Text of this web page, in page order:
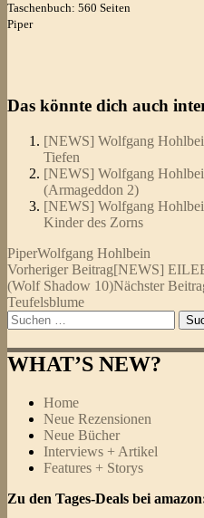
Taschenbuch: 560 Seiten
Piper
Das könnte dich auch
[NEWS] Wolfgang
Tiefen
[NEWS] Wolfgang
(Armageddon 2)
[NEWS] Wolfgang
Kinder des Zorns
PiperWolfgang Hohlbein
Beitragsnavigation
Vorheriger Beitrag[NEWS]
(Wolf Shadow 10)Nächster
Teufelsblume
Suchen
nach:
WHAT’S NEW?
Home
Neue Rezensionen
Neue Bücher
Interviews + Artikel
Features + Storys
Zu den Tages-Deals bei